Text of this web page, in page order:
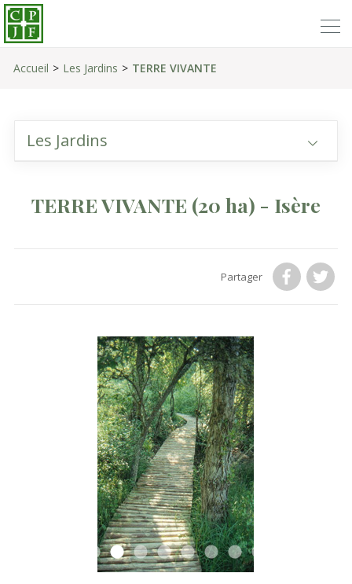
Accueil Les Jardins TERRE VIVANTE
Les Jardins
TERRE VIVANTE (20 ha) - Isère
Partager